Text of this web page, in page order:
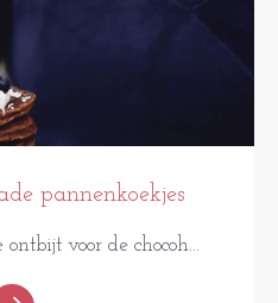
pannenkoekjes
voor de chocoh...